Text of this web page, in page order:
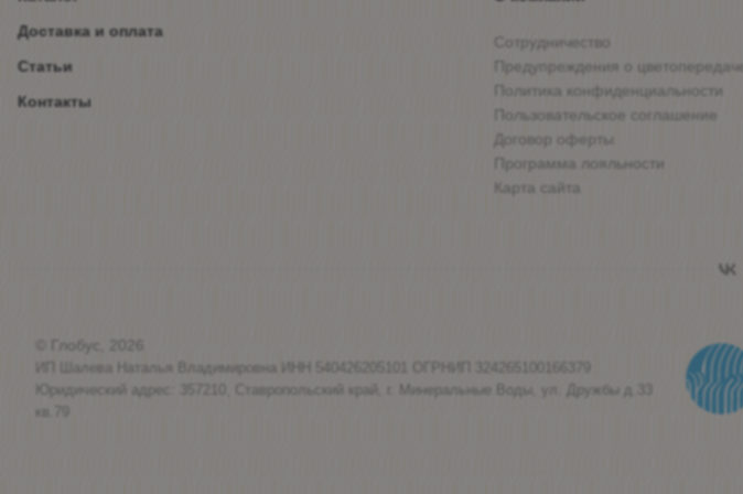
Доставка и оплата
Статьи
Контакты
Сотрудничество
Предупреждения о цветопередаче
Политика конфиденциальности
Пользовательское соглашение
Договор оферты
Программа лояльности
Карта сайта
© Глобус, 2026
ИП Шалева Наталья Владимировна ИНН 540426205101 ОГРНИП 324265100166379
Юридический адрес: 357210, Ставропольский край, г. Минеральные Воды, ул. Дружбы д.33
кв.79